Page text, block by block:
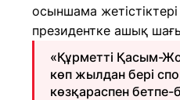
осыншама жетістіктері
президентке ашық
«Құрметті Қасым-
көп жылдан бері
көзқараспен бетпе-